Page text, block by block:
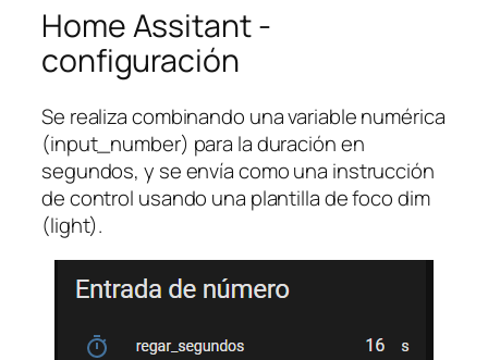
Home Assitant -
configuración
Se realiza combinando una variable numérica
(input_number) para la duración en
segundos, y se envía como una instrucción
de control usando una plantilla de foco dim
(light).